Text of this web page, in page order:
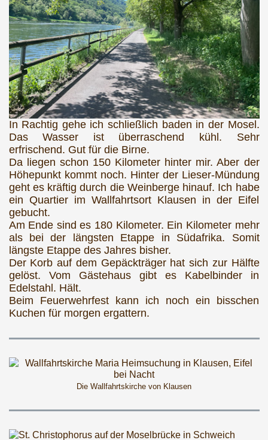
In Rachtig gehe ich schließlich baden in der Mosel.
Das Wasser ist überraschend kühl. Sehr
erfrischend. Gut für die Birne.
Da liegen schon 150 Kilometer hinter mir. Aber der
Höhepunkt kommt noch. Hinter der Lieser-Mündung
geht es kräftig durch die Weinberge hinauf. Ich habe
ein Quartier im Wallfahrtsort Klausen in der Eifel
gebucht.
Am Ende sind es 180 Kilometer. Ein Kilometer mehr
als bei der längsten Etappe in Südafrika. Somit
längste Etappe des Jahres bisher.
Der Korb auf dem Gepäckträger hat sich zur Hälfte
gelöst. Vom Gästehaus gibt es Kabelbinder in
Edelstahl. Hält.
Beim Feuerwehrfest kann ich noch ein bisschen
Kuchen für morgen ergattern.
Die Wallfahrtskirche von Klausen